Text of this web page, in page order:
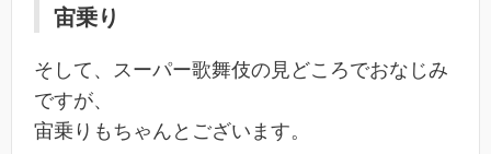
宙乗り
そして、スーパー歌舞伎の見どころでおなじみ
ですが、
宙乗りもちゃんとございます。